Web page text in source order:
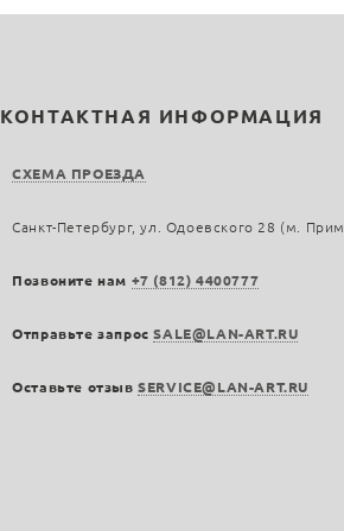
КОНТАКТНАЯ ИНФОРМАЦИЯ
СХЕМА ПРОЕЗДА
Санкт-Петербург, ул. Одоевского 28 (м.
Позвоните нам +7 (812) 4400777
Отправьте запросSALE@LAN-ART.RU
Оставьте отзывSERVICE@LAN-ART.RU